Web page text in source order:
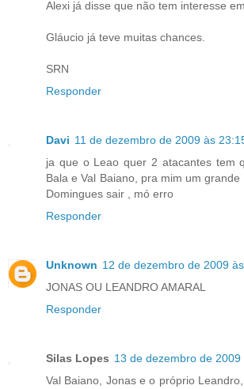
Alexi já disse que não tem interesse
Gláucio já teve muitas chances.
SRN
Responder
Davi 11 de dezembro de 2009 às
ja que o Leao quer 2 atacantes tem
Bala e Val Baiano, pra mim um
Domingues sair , mó erro
Responder
Unknown 12 de dezembro de 2009
JONAS OU LEANDRO AMARAL
Responder
Silas Lopes 13 de dezembro de 2009
Val Baiano, Jonas e o próprio